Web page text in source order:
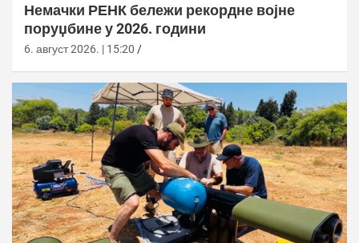
Немачки РЕНК бележи рекордне војне
поруџбине у 2026. години
6. август 2026. | 15:20